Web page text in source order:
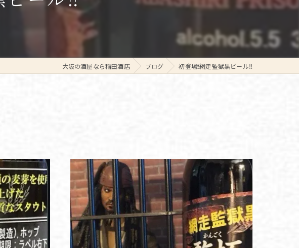
日本酒
焼酎
大阪の酒屋なら稲田酒店 ブログ 初登場❗️網走監獄黒ビール‼️